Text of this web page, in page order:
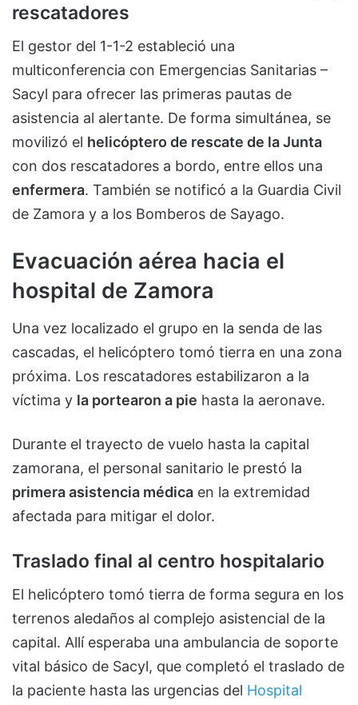
rescatadores
El gestor del 1-1-2 estableció una
multiconferencia con Emergencias Sanitarias –
Sacyl para ofrecer las primeras pautas de
asistencia al alertante. De forma simultánea, se
movilizó el helicóptero de rescate de la Junta
con dos rescatadores a bordo, entre ellos una
enfermera. También se notificó a la Guardia Civil
de Zamora y a los Bomberos de Sayago.
Evacuación aérea hacia el
hospital de Zamora
Una vez localizado el grupo en la senda de las
cascadas, el helicóptero tomó tierra en una zona
próxima. Los rescatadores estabilizaron a la
víctima y la portearon a pie hasta la aeronave.
Durante el trayecto de vuelo hasta la capital
zamorana, el personal sanitario le prestó la
primera asistencia médica en la extremidad
afectada para mitigar el dolor.
Traslado final al centro hospitalario
El helicóptero tomó tierra de forma segura en los
terrenos aledaños al complejo asistencial de la
capital. Allí esperaba una ambulancia de soporte
vital básico de Sacyl, que completó el traslado de
la paciente hasta las urgencias del Hospital